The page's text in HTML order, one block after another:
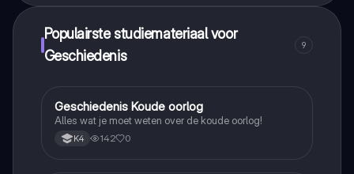
Populairste studiemateriaal voor
Geschiedenis
9
Geschiedenis
Geschiedenis Koude oorlog
Alles wat je moet weten over de koude oorlog!
K4 142 0